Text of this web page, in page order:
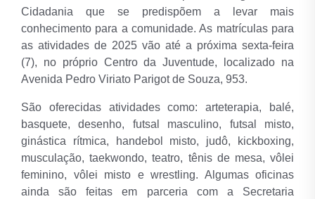
Cidadania que se predispõem a levar mais
conhecimento para a comunidade. As matrículas para
as atividades de 2025 vão até a próxima sexta-feira
(7), no próprio Centro da Juventude, localizado na
Avenida Pedro Viriato Parigot de Souza, 953.
São oferecidas atividades como: arteterapia, balé,
basquete, desenho, futsal masculino, futsal misto,
ginástica rítmica, handebol misto, judô, kickboxing,
musculação, taekwondo, teatro, tênis de mesa, vôlei
feminino, vôlei misto e wrestling. Algumas oficinas
ainda são feitas em parceria com a Secretaria